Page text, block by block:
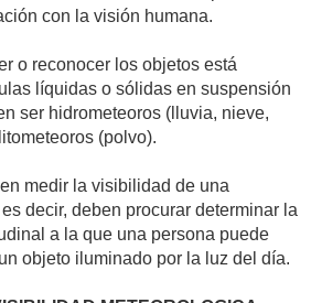
con la visión humana.
o reconocer los objetos está
líquidas o sólidas en suspensión
ser hidrometeoros (lluvia, nieve,
(polvo).
medir la visibilidad de una
decir, deben procurar determinar la
a la que una persona puede
objeto iluminado por la luz del día.